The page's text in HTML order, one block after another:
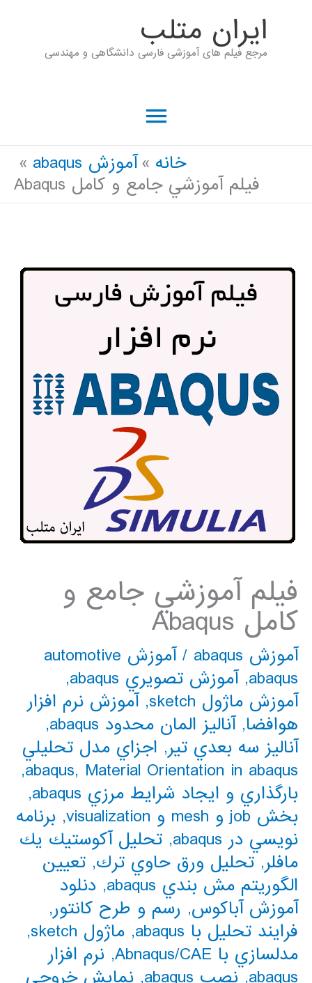
ايران متلب
مرجع فیلم های آموزشی فارسی دانشگاهی و مهندسی
فهرست
اصلیخانه
آموزش abaqus
فيلم آموزشي جامع و كامل Abaqus
فيلم آموزشي جامع و
كامل Abaqus
آموزش abaqus /
آموزش automotive
abaqus
,آموزش تصويري abaqus
,
آموزش ماژول sketch
,آموزش نرم افزار
هوافضا,آناليز المان محدود abaqus
,
آناليز سه بعدي تير, اجزاي مدل تحليلي
abaqus, Material Orientation in abaqus
,
بارگذاري و ايجاد شرايط مرزي abaqus
,
بخش job و mesh و visualization
, برنامه
نويسي در abaqus
, تحليل آكوستيك يك
مافلر,تحليل ورق حاوي ترك, تعيين
الگوريتم مش بندي abaqus
, دنلود
آموزش آباكوس, رسم و طرح كانتور,
فرايند تحليل با abaqus
, ماژول sketch
,
مدلسازي با Abnaqus/CAE
, نرم افزار
abaqus
, نصب abaqus , نمايش خروجي